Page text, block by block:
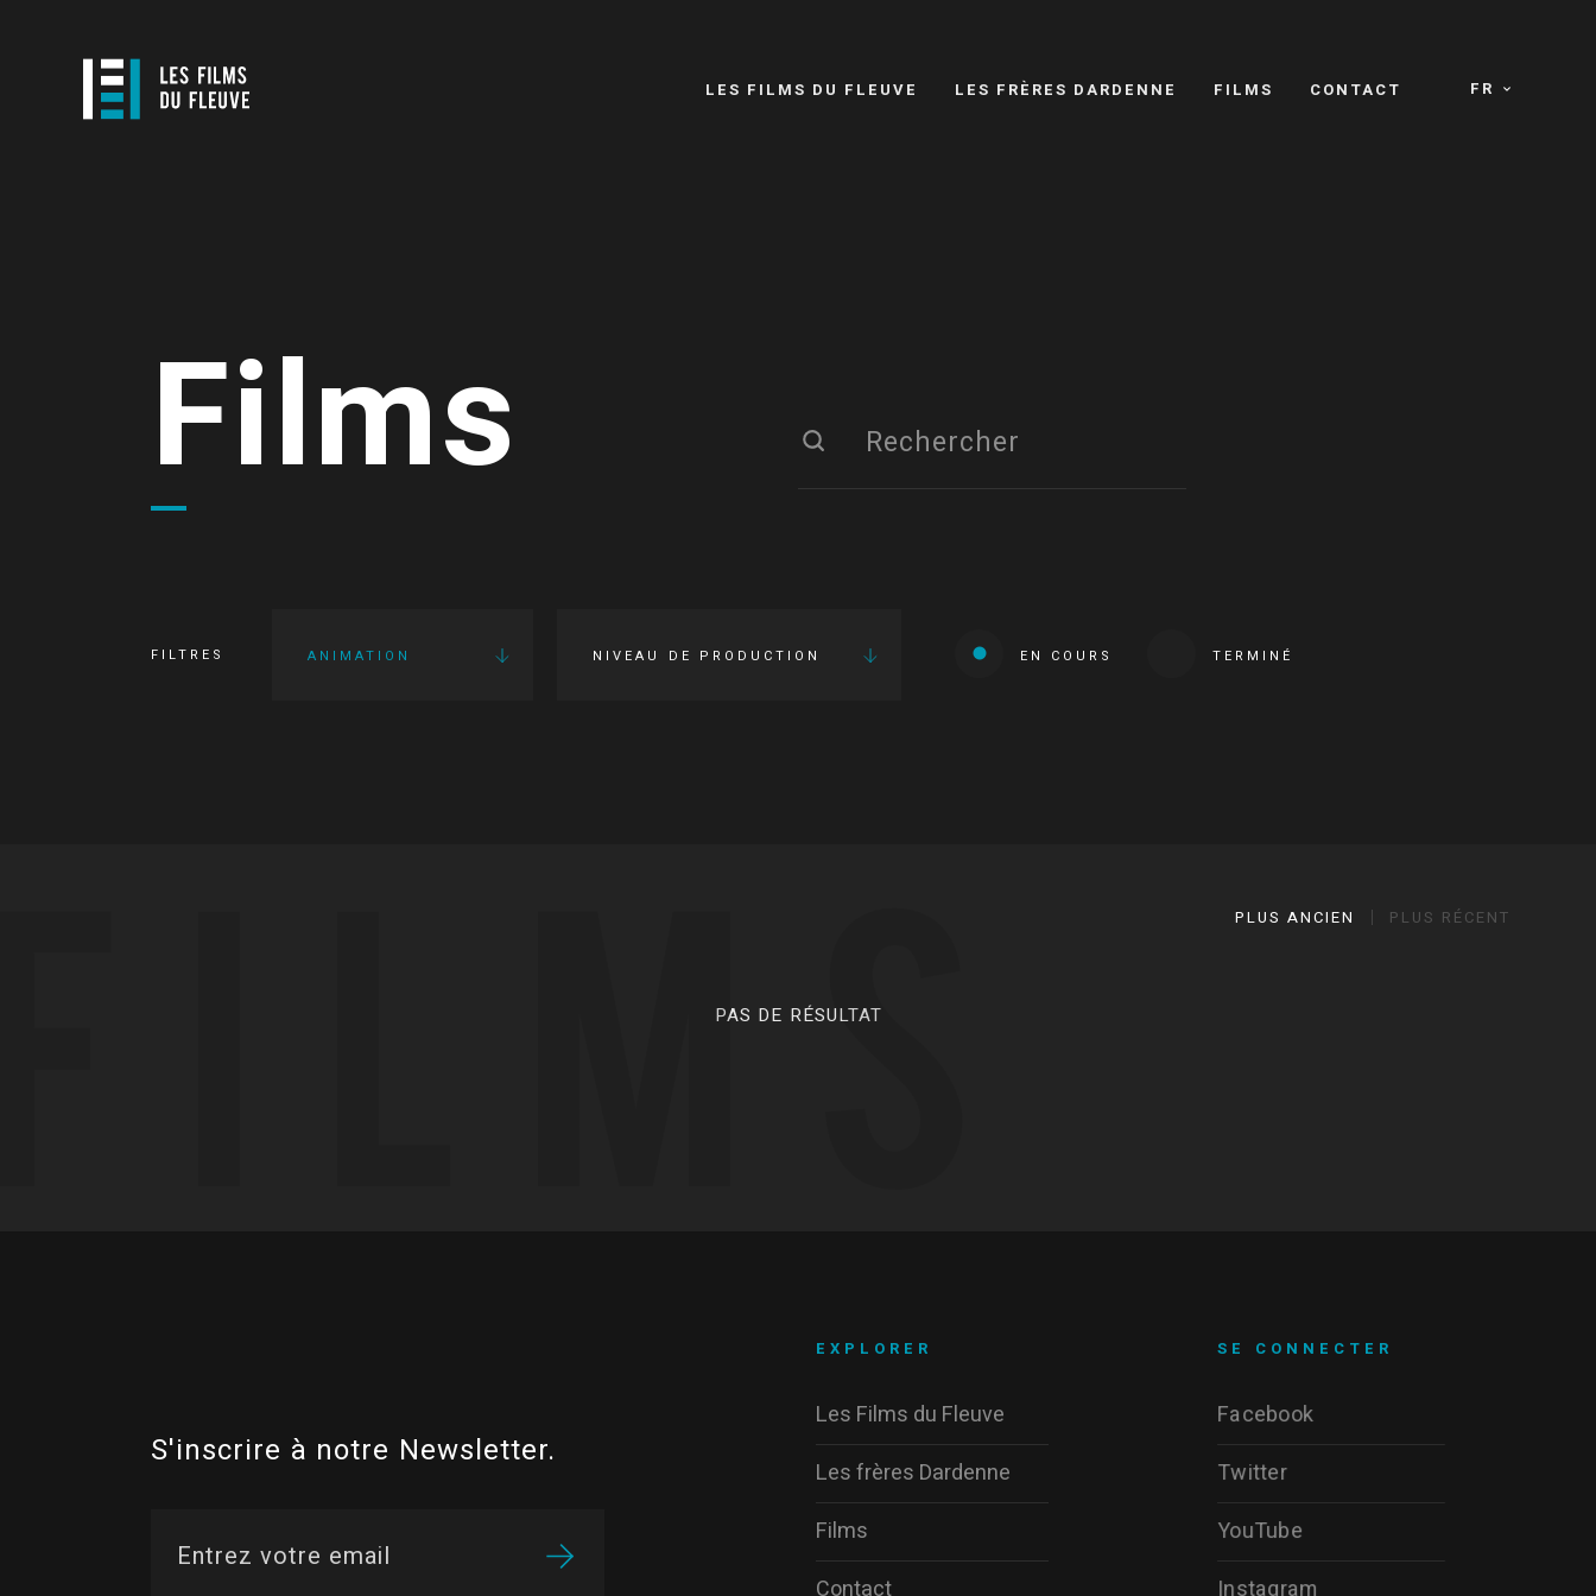
FR
LES FILMS DU FLEUVE LES FRÈRES DARDENNE FILMS CONTACT
Films
FILTRES ANIMATION NIVEAU DE PRODUCTION EN COURS TERMINÉ
PLUS ANCIEN PLUS RÉCENT
PAS DE RÉSULTAT
S'inscrire à notre Newsletter.
SE CONNECTER
Facebook
Twitter
YouTube
Instagram
EXPLORER
Les Films du Fleuve
Les frères Dardenne
Films
Contact